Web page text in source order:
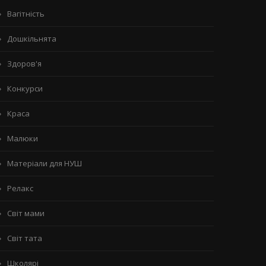
Вагітність
Дошкільнята
Здоров'я
Конкурси
Краса
Малюки
Матеріали для НУШ
Релакс
Світ мами
Світ тата
Школярі